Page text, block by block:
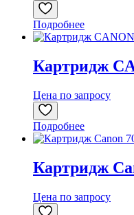
Подробнее
Картридж
Цена по запросу
Подробнее
Картридж
Цена по запросу